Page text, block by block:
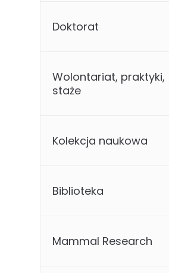
Doktorat
Wolontariat, praktyki,
staże
Kolekcja naukowa
Biblioteka
Mammal Research